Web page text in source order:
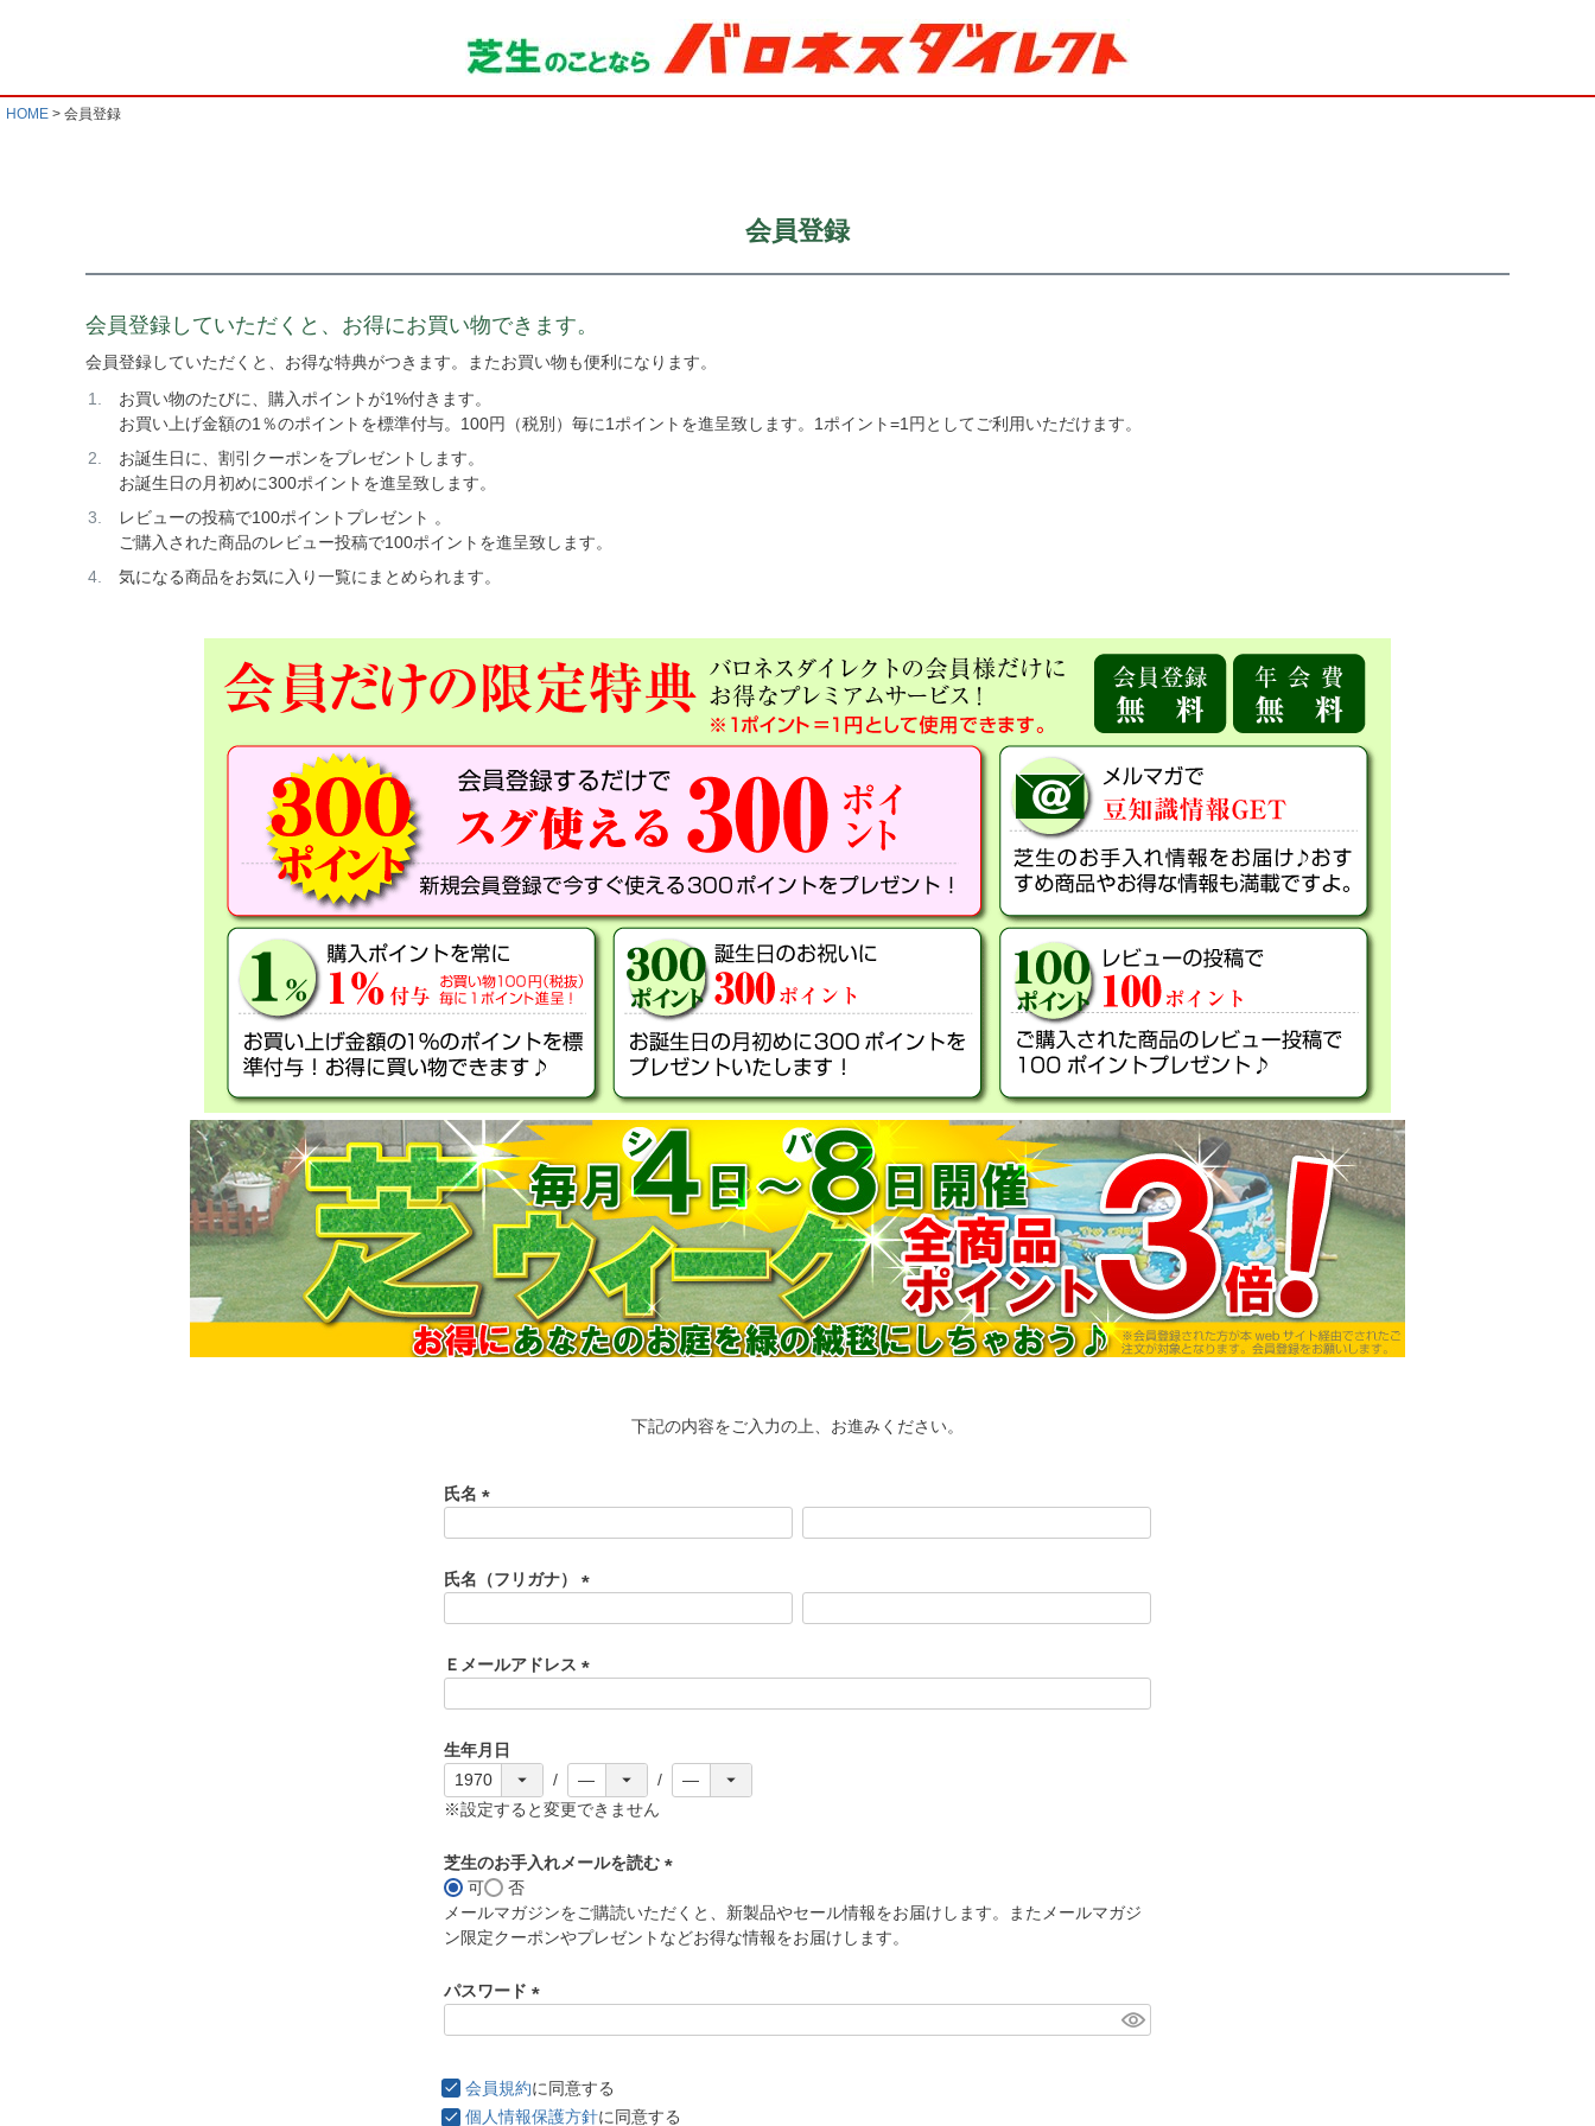
HOME 会員登録
会員登録
会員登録していただくと、お得にお買い物できます。
会員登録していただくと、お得な特典がつきます。またお買い物も便利になります。
お買い物のたびに、購入ポイントが1%付きます。
お買い上げ金額の1％のポイントを標準付与。100円（税別）毎に1ポイントを進呈致します。1ポイント=1円としてご利用いただけます。
お誕生日に、割引クーポンをプレゼントします。
お誕生日の月初めに300ポイントを進呈致します。
レビューの投稿で100ポイントプレゼント 。
ご購入された商品のレビュー投稿で100ポイントを進呈致します。
気になる商品をお気に入り一覧にまとめられます。
下記の内容をご入力の上、お進みください。
氏名
須
)
氏名（フリガナ）
須
)
Ｅメールアドレス
)
生年月日
※設定すると変更できません
芝生のお手入れメールを読む
必
須
可
否
メールマガジンをご購読いただくと、新製品やセール情報をお届けします。またメールマガジ
ン限定クーポンやプレゼントなどお得な情報をお届けします。
パスワード
)
会員規約に同意する
個人情報保護方針に同意する